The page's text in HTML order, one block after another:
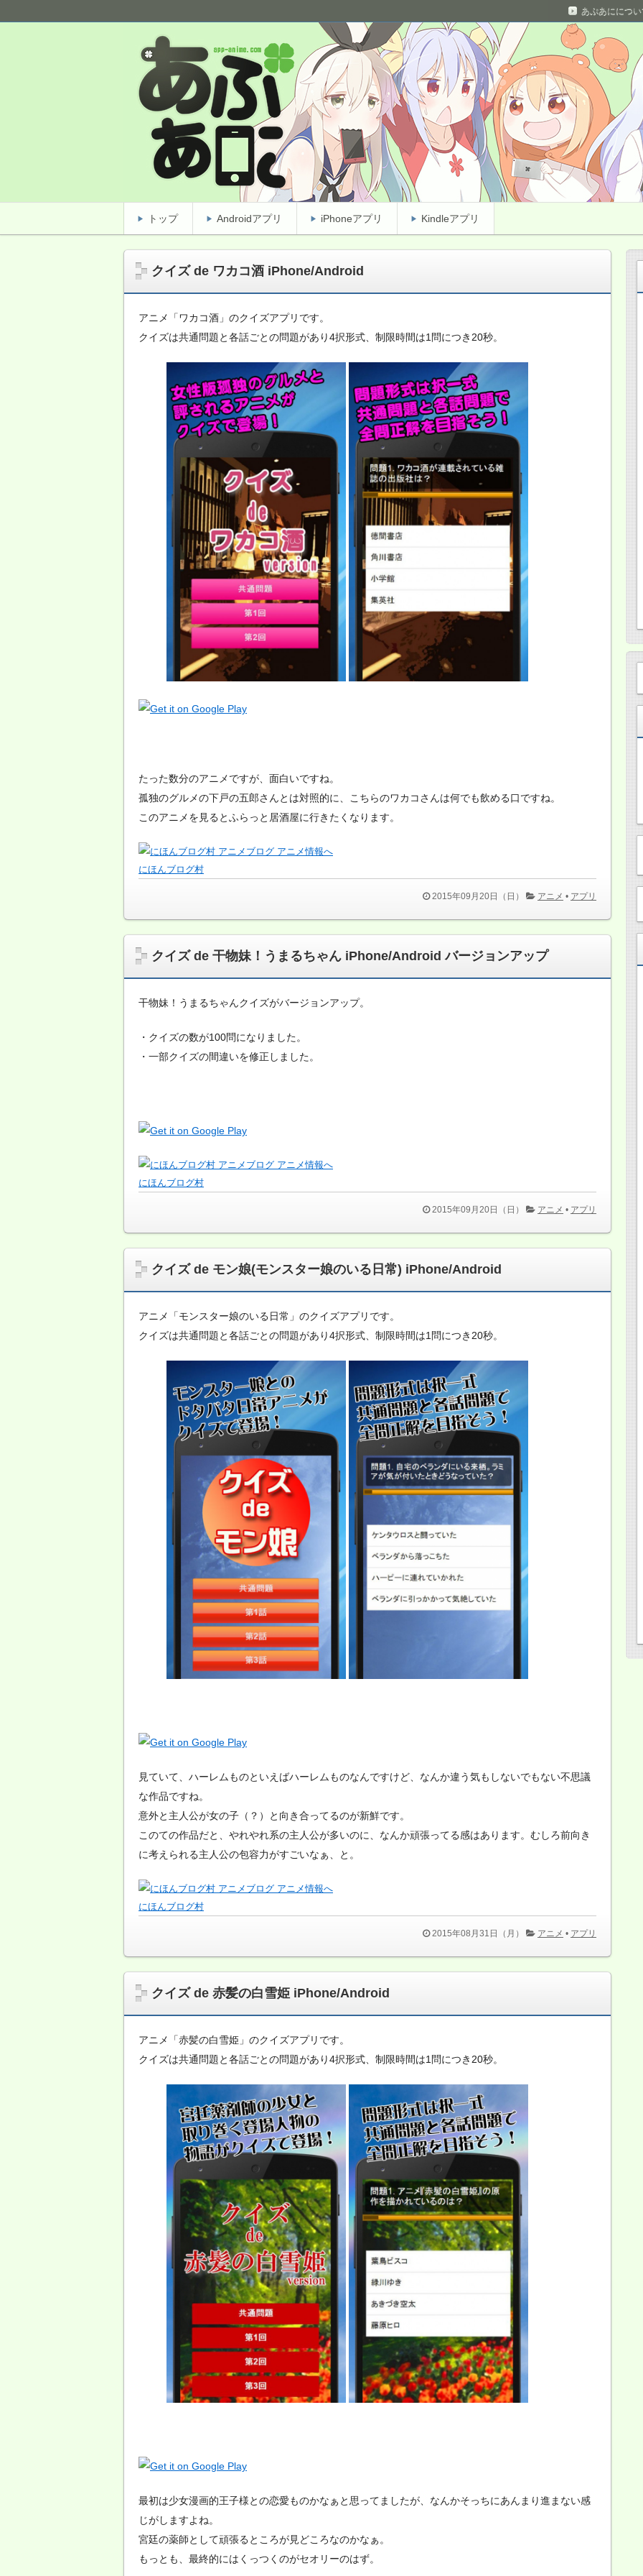
あぷあにについ
あぷあに(Appアニメ) Android&iPhoneアニメクイズ
完全無料アニメクイズアプリ！基礎レベルからマニアックな問題まで！
トップ Androidアプリ iPhoneアプリ Kindleアプリ
クイズ de ワカコ酒 iPhone/Android
アニメ「ワカコ酒」のクイズアプリです。
クイズは共通問題と各話ごとの問題があり4択形式、制限時間は1問につき20秒。
たった数分のアニメですが、面白いですね。
孤独のグルメの下戸の五郎さんとは対照的に、こちらのワカコさんは何でも飲める口ですね。
このアニメを見るとふらっと居酒屋に行きたくなります。
にほんブログ村
2015年09月20日（日） アニメ • アプリ
クイズ de 干物妹！うまるちゃん iPhone/Android バージョンアップ
干物妹！うまるちゃんクイズがバージョンアップ。
・クイズの数が100問になりました。
・一部クイズの間違いを修正しました。
にほんブログ村
2015年09月20日（日） アニメ • アプリ
クイズ de モン娘(モンスター娘のいる日常) iPhone/Android
アニメ「モンスター娘のいる日常」のクイズアプリです。
クイズは共通問題と各話ごとの問題があり4択形式、制限時間は1問につき20秒。
見ていて、ハーレムものといえばハーレムものなんですけど、なんか違う気もしないでもない不思議
な作品ですね。
意外と主人公が女の子（？）と向き合ってるのが新鮮です。
このての作品だと、やれやれ系の主人公が多いのに、なんか頑張ってる感はあります。むしろ前向き
に考えられる主人公の包容力がすごいなぁ、と。
にほんブログ村
2015年08月31日（月） アニメ • アプリ
クイズ de 赤髪の白雪姫 iPhone/Android
アニメ「赤髪の白雪姫」のクイズアプリです。
クイズは共通問題と各話ごとの問題があり4択形式、制限時間は1問につき20秒。
最初は少女漫画的王子様との恋愛ものかなぁと思ってましたが、なんかそっちにあんまり進まない感
じがしますよね。
宮廷の薬師として頑張るところが見どころなのかなぁ。
もっとも、最終的にはくっつくのがセオリーのはず。